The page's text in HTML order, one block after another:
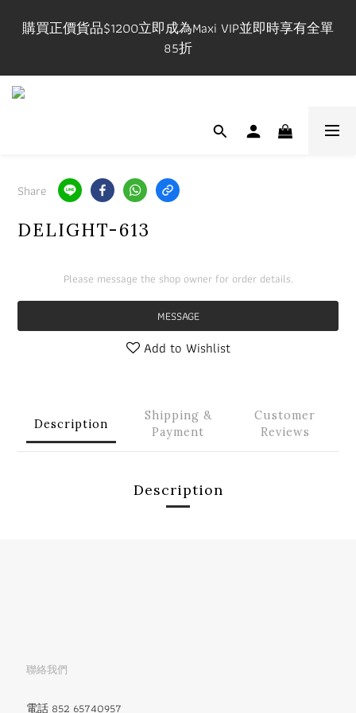
購買正價貨品$1200立即成為Maxi VIP並即時享有全單
85折
購買正價貨品$1200立即成為Maxi VIP並即時享有全單
85折
VIP在網上/實體店購物享有一件九折，兩件八五折優惠
實體店提供試身服務 地址:荔枝角永康街79號創匯國際
中心25C
85折
Share
DELIGHT-613
Please message the shop owner for order details.
MESSAGE
Add to Wishlist
Description
Shipping &
Payment
Customer
Reviews
Description
聯絡我們
電話 852 65740957